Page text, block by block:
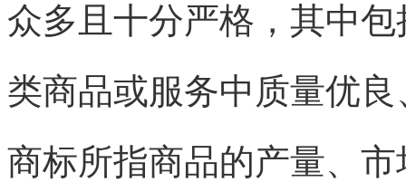
众多且十分严格，其中
类商品或服务中质量优
商标所指商品的产量、